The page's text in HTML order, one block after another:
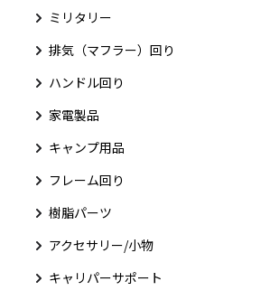
ミリタリー
排気（マフラー）回り
ハンドル回り
家電製品
キャンプ用品
フレーム回り
樹脂パーツ
アクセサリー/小物
キャリパーサポート